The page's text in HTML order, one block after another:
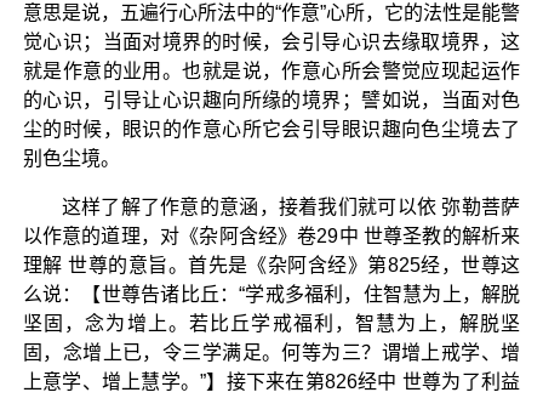
意思是说，五遍行心所法中的“作意”心所，它的法性是能警
觉心识；当面对境界的时候，会引导心识去缘取境界，这
就是作意的业用。也就是说，作意心所会警觉应现起运作
的心识，引导让心识趣向所缘的境界；譬如说，当面对色
尘的时候，眼识的作意心所它会引导眼识趣向色尘境去了
别色尘境。
这样了解了作意的意涵，接着我们就可以依 弥勒菩萨
以作意的道理，对《杂阿含经》卷29中 世尊圣教的解析来
理解 世尊的意旨。首先是《杂阿含经》第825经，世尊这
么说：【世尊告诸比丘：“学戒多福利，住智慧为上，解脱
坚固，念为增上。若比丘学戒福利，智慧为上，解脱坚
固，念增上已，令三学满足。何等为三？谓增上戒学、增
上意学、增上慧学。”】接下来在第826经中 世尊为了利益